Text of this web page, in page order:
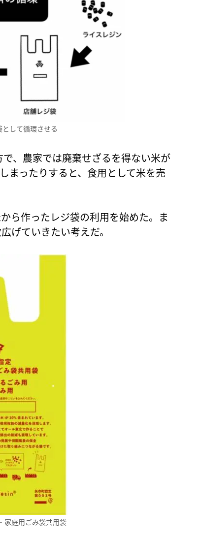
して循環させる
、農家では廃棄せざるを得ない米が
まったりすると、食用として米を売
ら作ったレジ袋の利用を始めた。ま
げていきたい考えだ。
家庭用ごみ袋共用袋